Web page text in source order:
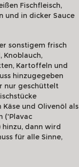
Fischfleisch,
und in dicker Sauce
sonstigem frisch
Knoblauch,
Kartoffeln und
hinzugegeben
nur geschüttelt
und Olivenöl als
('Plavac
hinzu, dann wird
für alle Sinne,